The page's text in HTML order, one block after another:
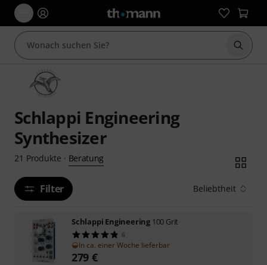
Suche
Schlappi Engineering
Synthesizer
21 Produkte · Beratung
Filter Beliebtheit
Schlappi Engineering 100 Grit
6
In ca. einer Woche lieferbar
279 €